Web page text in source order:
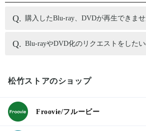
購入したBlu-ray、DVDが再生できま
Blu-rayやDVD化のリクエストをした
松竹ストアのショップ
Froovie/フルービー